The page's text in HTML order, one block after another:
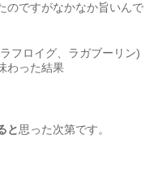
のですがなかなか旨いんで
フロイグ、ラガブーリン)
わった結果
と思った次第です。